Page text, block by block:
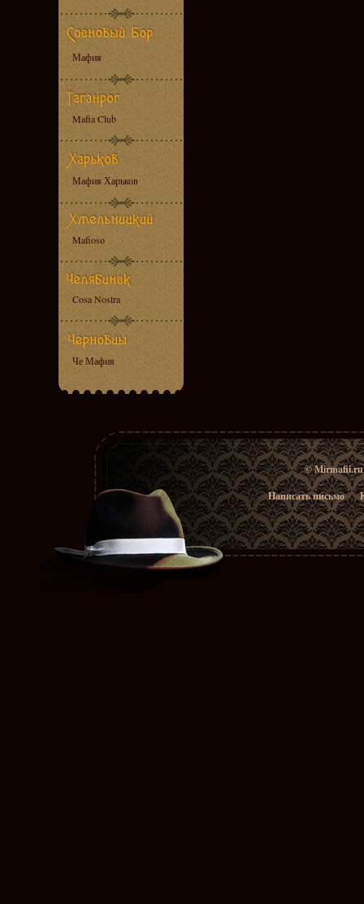
Мафия
Mafia Club
Мафия Харьков
Mafioso
Cosa Nostra
Че Мафия
© Mirmafii.ru
Написать письмо